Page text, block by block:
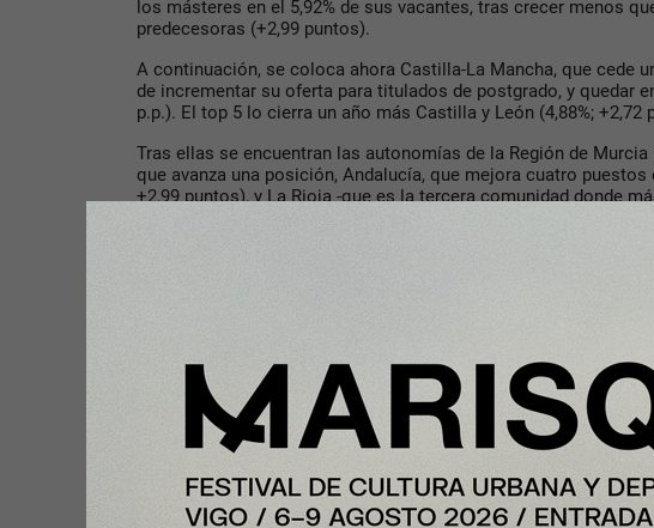
los másteres en el 5,92% de sus vacantes, tras crecer menos
predecesoras (+2,99 puntos).
A continuación, se coloca ahora Castilla-La Mancha, que cede
de incrementar su oferta para titulados de postgrado, y quedar
p.p.). El top 5 lo cierra un año más Castilla y León (4,88%; +2,72
Tras ellas se encuentran las autonomías de la Región de Murcia
que avanza una posición, Andalucía, que mejora cuatro puestos
+2,99 puntos), y La Rioja -que es la tercera comunidad donde
Le siguen Cantabria (4,20%; la que a pesar de su crecimiento de
En el otro extremo, las cinco comunidades donde menos
formación de postgrados dentro de sus ofertas son, de menor a
País Vasco que cede un puesto y se queda a la cola (2,09%;
(2,15%; +1,14 p.p. que intercambia la posición con la autonomía
ser la región que menos másteres solicita), Aragón (3,06%; +1,30
(3,67%; +2,38 p.p.) que también intercambian posiciones, y la
Valenciana, que conserva su posición con respecto al año